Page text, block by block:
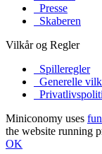
Presse
Skaberen
Vilkår og Regler
Spilleregler
Generelle
Miniconomy uses
the website running
OK